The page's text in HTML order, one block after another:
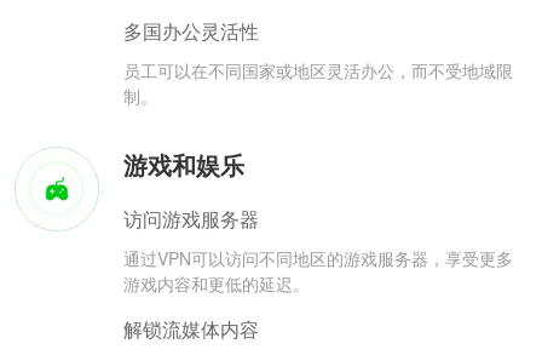
多国办公灵活性
员工可以在不同国家或地区灵活办公，而不受地域限
制。
游戏和娱乐
访问游戏服务器
通过VPN可以访问不同地区的游戏服务器，享受更多
游戏内容和更低的延迟。
解锁流媒体内容